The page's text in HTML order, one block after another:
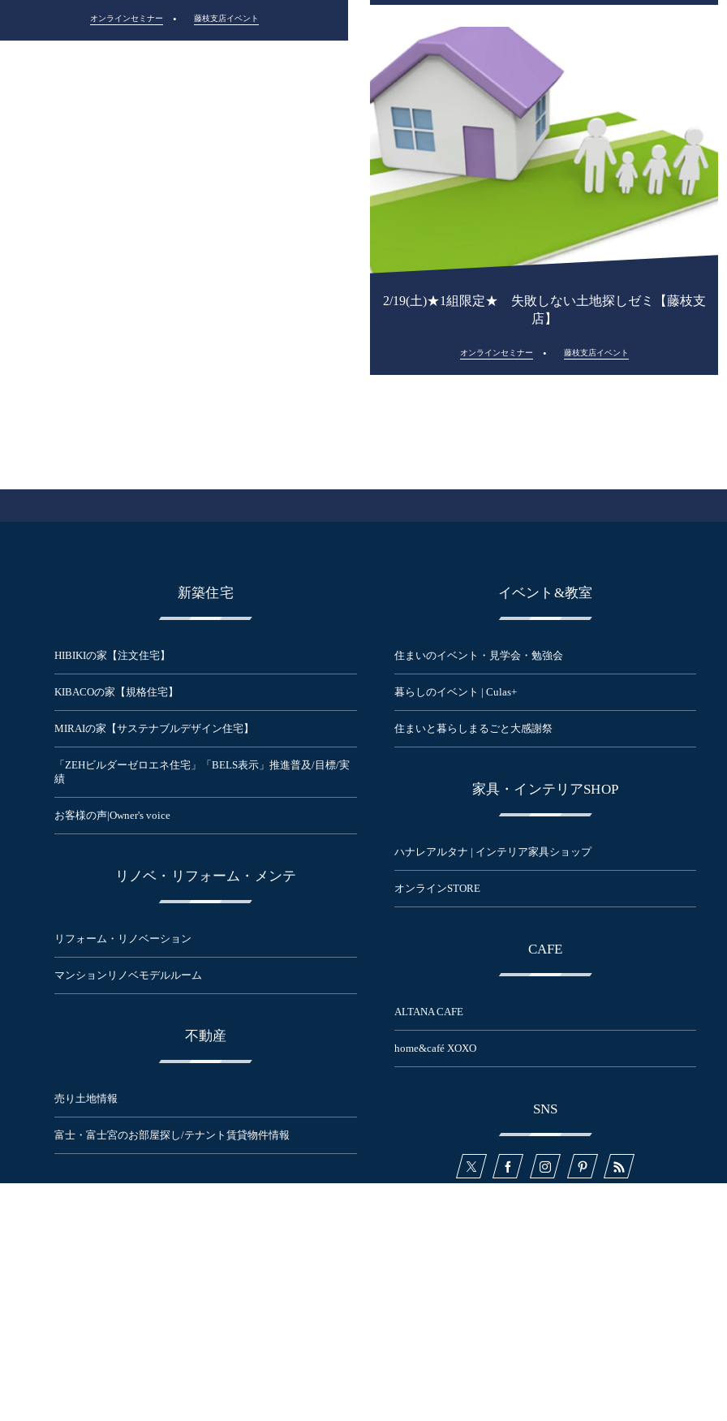
オンラインセミナー 藤枝支店イベント
2/19(土)★1組限定★ 失敗しない土地探しゼミ【藤枝支
店】
オンラインセミナー 藤枝支店イベント
新築住宅
HIBIKIの家【注文住宅】
KIBACOの家【規格住宅】
MIRAIの家【サステナブルデザイン住宅】
「ZEHビルダーゼロエネ住宅」「BELS表示」推進普及/目標/実
績
お客様の声|Owner's voice
リノベ・リフォーム・メンテ
リフォーム・リノベーション
マンションリノベモデルルーム
不動産
売り土地情報
富士・富士宮のお部屋探し/テナント賃貸物件情報
イベント&教室
住まいのイベント・見学会・勉強会
暮らしのイベント | Culas+
住まいと暮らしまるごと大感謝祭
家具・インテリアSHOP
ハナレアルタナ | インテリア家具ショップ
オンラインSTORE
CAFE
ALTANA CAFE
home&café XOXO
SNS